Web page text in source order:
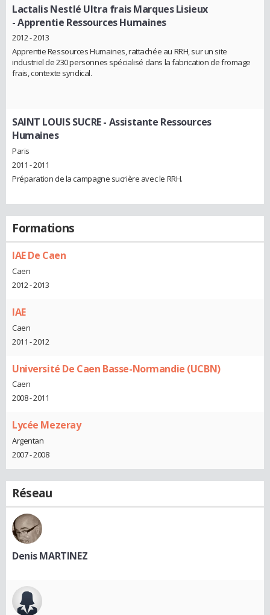
Lactalis Nestlé Ultra frais Marques Lisieux
- Apprentie Ressources Humaines
2012 - 2013
Apprentie Ressources Humaines, rattachée au RRH, sur un site
industriel de 230 personnes spécialisé dans la fabrication de fromage
frais, contexte syndical.
SAINT LOUIS SUCRE- Assistante Ressources
Humaines
Paris
2011 - 2011
Préparation de la campagne sucrière avec le RRH.
Formations
IAE De Caen
Caen
2012 - 2013
IAE
Caen
2011 - 2012
Université De Caen Basse-Normandie (UCBN)
Caen
2008 - 2011
Lycée Mezeray
Argentan
2007 - 2008
Réseau
Denis MARTINEZ